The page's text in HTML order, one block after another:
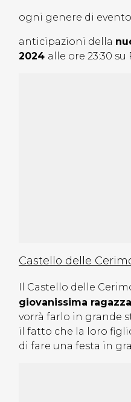
ogni genere di
anticipazioni della
2024 alle ore 23:30 su
Castello delle
Il Castello delle
giovanissima
vorrà farlo in grande
il fatto che la loro
di fare una festa in